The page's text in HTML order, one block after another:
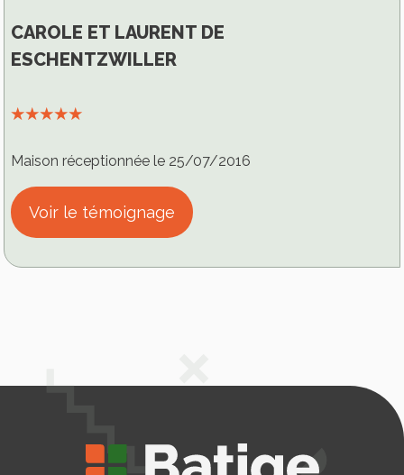
CAROLE ET LAURENT DE
ESCHENTZWILLER
⭑⭑⭑⭑⭑
Maison réceptionnée le 25/07/2016
Voir le témoignage